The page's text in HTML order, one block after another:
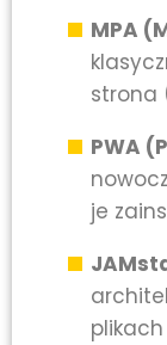
MPA
strona
PWA
je
plikach